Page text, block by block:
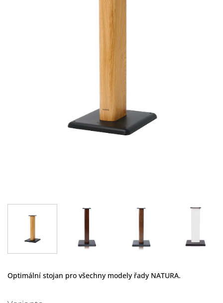
Optimální stojan pro všechny modely řady NATURA.